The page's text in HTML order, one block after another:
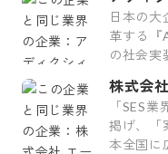
日本の大
革する『
の社会実
株式会
「SES
掲げ、「
本全国に